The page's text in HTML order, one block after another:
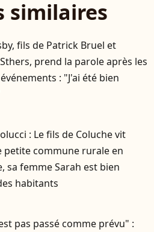
similaires
fils de Patrick Bruel et
prend la parole après les
: "J'ai été bien
: Le fils de Coluche vit
petite commune rurale en
sa femme Sarah est bien
habitants
pas passé comme prévu" :